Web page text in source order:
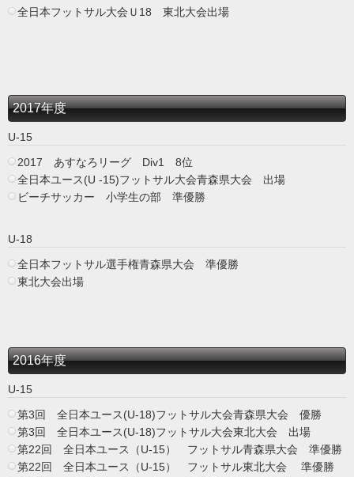
全日本フットサル大会Ｕ18 東北大会出場
2017年度
U-15
2017 あすなろリーグ Div1 8位
全日本ユース(U -15)フットサル大会青森県大会 出場
ビーチサッカー 小学生の部 準優勝
U-18
全日本フットサル選手権青森県大会 準優勝
東北大会出場
2016年度
U-15
第3回 全日本ユース(U-18)フットサル大会青森県大会 優勝
第3回 全日本ユース(U-18)フットサル大会東北大会 出場
第22回 全日本ユース（U-15） フットサル青森県大会 準優勝
第22回 全日本ユース（U-15） フットサル東北大会 準優勝